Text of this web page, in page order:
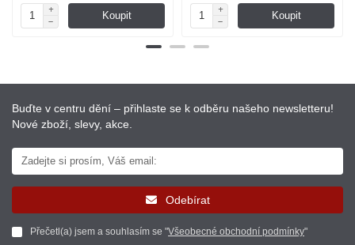
Koupit Koupit
Buďte v centru dění – přihlaste se k odběru našeho newsletteru!
Nové zboží, slevy, akce.
Odebírat
Přečetl(a) jsem a souhlasím se "Všeobecné obchodní podmínky"